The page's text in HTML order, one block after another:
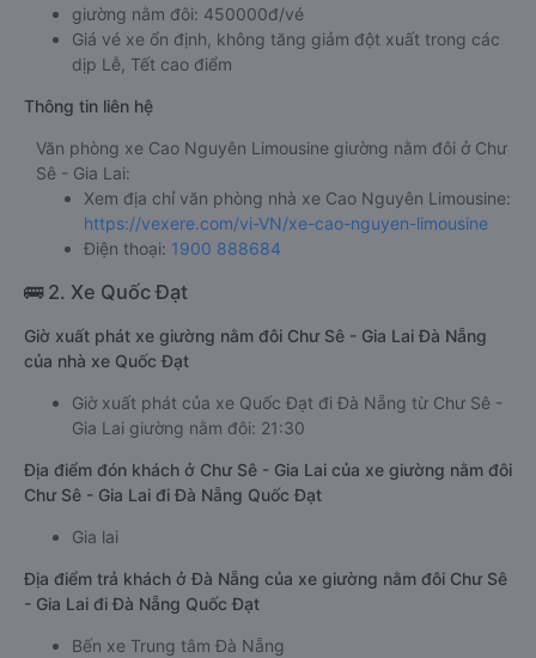
giường nằm đôi: 450000đ/vé
Giá vé xe ổn định, không tăng giảm đột xuất trong các
dịp Lễ, Tết cao điểm
Thông tin liên hệ
Văn phòng xe Cao Nguyên Limousine giường nằm đôi ở Chư
Sê - Gia Lai:
Xem địa chỉ văn phòng nhà xe Cao Nguyên Limousine:
https://vexere.com/vi-VN/xe-cao-nguyen-limousine
Điện thoại: 1900 888684
🚌 2. Xe Quốc Đạt
Giờ xuất phát xe giường nằm đôi Chư Sê - Gia Lai Đà Nẵng
của nhà xe Quốc Đạt
Giờ xuất phát của xe Quốc Đạt đi Đà Nẵng từ Chư Sê -
Gia Lai giường nằm đôi: 21:30
Địa điểm đón khách ở Chư Sê - Gia Lai của xe giường nằm đôi
Chư Sê - Gia Lai đi Đà Nẵng Quốc Đạt
Gia lai
Địa điểm trả khách ở Đà Nẵng của xe giường nằm đôi Chư Sê
- Gia Lai đi Đà Nẵng Quốc Đạt
Bến xe Trung tâm Đà Nẵng